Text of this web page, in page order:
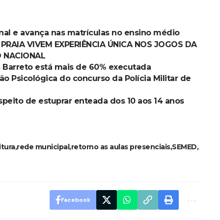
e avança nas matrículas no ensino médio
VIVEM EXPERIÊNCIA ÚNICA NOS JOGOS DA
NACIONAL
está mais de 60% executada
Psicológica do concurso da Polícia Militar de
de estuprar enteada dos 10 aos 14 anos
rede municipal retorno as aulas presenciaisSEMED
Facebook